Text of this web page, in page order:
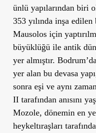
ünlü yapılarından biri
353 yılında inşa
Mausolos için
büyüklüğü ile antik
yer almıştır. Bodrum’
yer alan bu devasa
sonra eşi ve aynı
IItarafından anısını
Mozole, dönemin en
heykeltıraşları